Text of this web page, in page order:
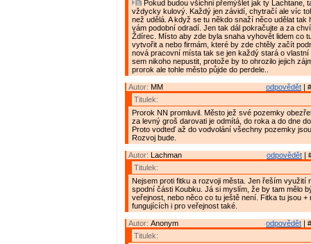
Pokud budou všichni přemýšlet jak ty Lachtane,
vždycky kulový. Každý jen závidí, chytračí ale víc
než udělá. A když se tu někdo snaží něco udělat tak
vám podobní odradí. Jen tak dál pokračujte a za
Ždírec. Místo aby zde byla snaha vyhovět lidem co
vytvořit a nebo firmám, které by zde chtěly začít
nová pracovní místa tak se jen každý stará o
sem nikoho nepustit, protože by to ohrozilo jejich
prorok ale tohle město půjde do perdele..
odpovědět |
Autor: MM
Titulek:
Prorok NN promluvil. Město jež své pozemky
za levný groš darovati je odmítá, do roka a do dne
Proto vodteď až do vodvolání všechny pozemky
Rozvoj bude.
odpovědět |
Autor: Lachman
Titulek:
Nejsem proti fitku a rozvoji města. Jen řeším využití
spodní části Koubku. Já si myslím, že by tam mělo
veřejnost, nebo něco co tu ještě není. Fitka tu jsou +
fungujících i pro veřejnost také.
odpovědět |
Autor: Anonym
Titulek: